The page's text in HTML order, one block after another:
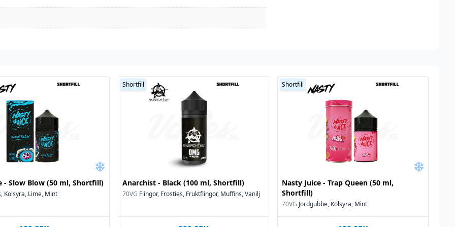
men ska användas
tvätta den av den del
och ditt ansikte vid
18 år.
i 12 °C.
- Slow Blow (50 ml, Shortfill)
Kolsyra, Lime, Mint
Anarchist - Black (100 ml, Shortfill)
70VG Flingor, Frosties, Fruktflingor, Muffins, Vanilj
Shortfill
Nasty Juice - Trap Queen (50 ml,
Shortfill)
70VG Jordgubbe, Kolsyra, Mint
Shortfill